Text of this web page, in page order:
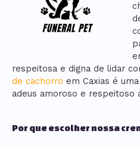
respeitosa e digna de lidar
de cachorro em Caxias é
adeus amoroso e respeitoso
Por que escolher nossa